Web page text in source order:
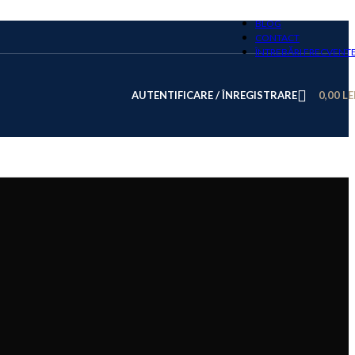
BLOG
CONTACT
ÎNTREBĂRI
AUTENTIFICARE / ÎNREGISTRARE 0,00